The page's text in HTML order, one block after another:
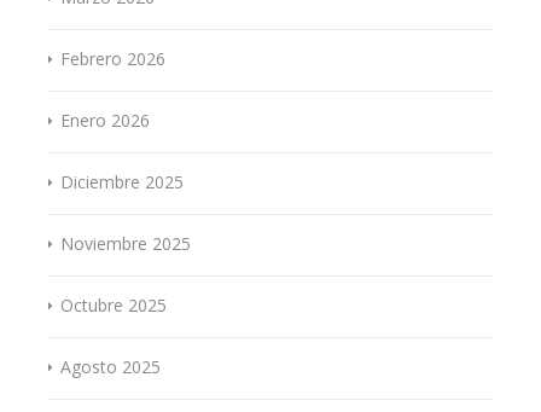
Febrero 2026
Enero 2026
Diciembre 2025
Noviembre 2025
Octubre 2025
Agosto 2025